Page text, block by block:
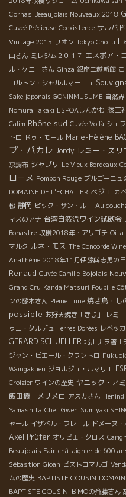
Cornas Beeaujolais Nouveaux 2018
Cuveé Précieuse Coexistence サルバ
Vintage 2015 リオン Tokyo Chofu
山さん ミレジム２０１７ エスポア・
ル・ケニーさん Ginza 銀座三越新館
コルトン・シャルルマーニュ
Sake japonais GONINMUSUME 自然界
Nomura Takaki ESPOAしんかわ 藤田
Calim Rhône sud Cuvée Voilà シェ
トロ ドゥ・モール Marie-Hélène
プ・パカレ Jordy レミー・スリ
京調布 シャブリ Le Vieux Bordeaux
ローヌ Pompon Rouge ブルゴーニュ
DOMAINE DE L'ECHALIER ベジエ カ
松 静岡 ピック・サン・ルー Au
ィスのアナ 台湾自然派ワイン試飲会
Bonastre 収穫2018年・アリゴテ Oita
マルク ルネ・モス The Concorde
Anathème 2018年11月伊藤與志男の
Renaud Cuvée Camille Bojolais
Grand Cru Kanda Matsuri Poupille
ンの藤木さん Pleine Lune 焼き鳥・し
possible お好み焼き「きじ」 レミ
ゥニ・タルデュ Terres Dorées レベッ
GERARD SCHUELLER 北川ナヲ著「
ジャン・ピエール・クワントロ
Waingakuen ジョルジュ・ルマリエ
Croizier ワインの歴史 ヤニック・ア
飯田橋 メリメロ アスカさん Henind
Yamashita Chef Gwen Sumiyaki
ャール イザベル・フレール ドメーヌ
Axel Prϋfer オリビエ・クロス
Beaujolais Fair châtaignier de 600
Sébastion Gioan ビストロマルゴ
ムの歴史 BAPTISTE COUSIN
BAPTISTE COUSIN ＢＭОの斉藤さん